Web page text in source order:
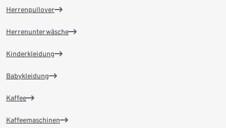
Herrenpullover
Herrenunterwäsche
Kinderkleidung
Babykleidung
Kaffee
Kaffeemaschinen